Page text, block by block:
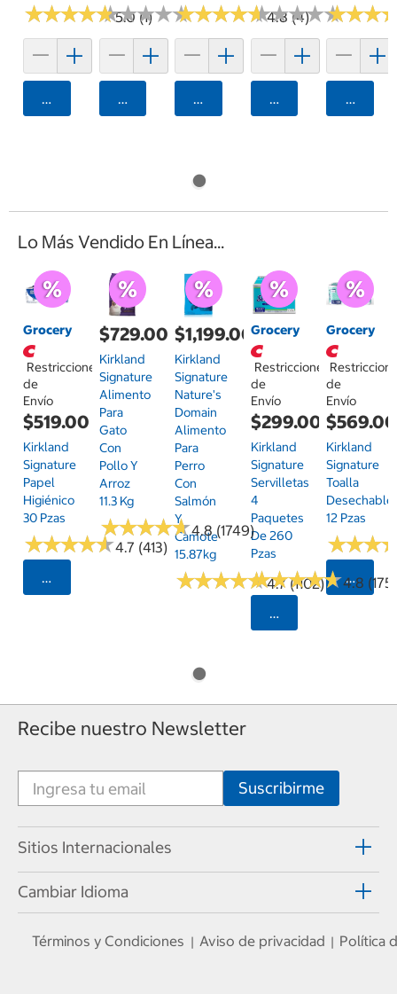
★★★★★
★★★★★5.0 (1)
Agregar
★★★★★
★★★★★
Agregar
★★★★★
★★★★★4.8 (4)
Agregar
★★★★★
★★★★★
Agregar
★★★
★★★
Lo Más Vendido En Línea...
Grocery
Restricciones
de
Envío
$519.00
Kirkland
Signature
Papel
Higiénico
30 Pzas
★★★★★
★★★★★4.7 (413)
Seleccionar Código Postal
$729.00
Kirkland
Signature
Alimento
Para
Gato
Con
Pollo Y
Arroz
11.3 Kg
★★★★★
★★★★★4.8 (1749)
$1,199.00
Kirkland
Signature
Nature's
Domain
Alimento
Para
Perro
Con
Salmón
Y
Camote
15.87kg
★★★★★
★★★★★4.7 (1102)
Grocery
Restricciones
de
Envío
$299.00
Kirkland
Signature
Servilletas
4
Paquetes
De 260
Pzas
★★★★★
★★★★★4.8 (175)
Seleccionar
Grocery
de
Envío
$569.00
Kirkland
Signature
Toalla
Desechable
12 Pzas
★★★
★★★
Recibe nuestro Newsletter
Sitios Internacionales
Cambiar Idioma
Términos y Condiciones | Aviso de privacidad | Política